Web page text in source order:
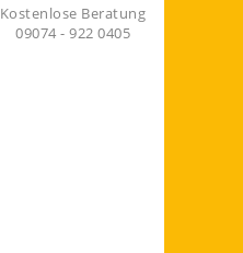
Kostenlose Beratung
09074 - 922 0405